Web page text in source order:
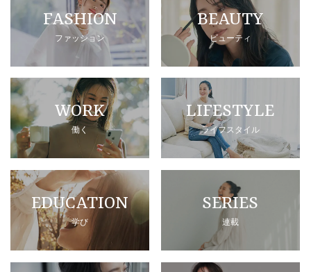
FASHION
ファッション
BEAUTY
ビューティ
WORK
働く
LIFESTYLE
ライフスタイル
EDUCATION
学び
SERIES
連載